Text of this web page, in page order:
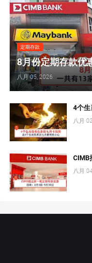
定期存款
8月份定期存款优
八月 05, 2026
4个生
八月
CIMB
八月